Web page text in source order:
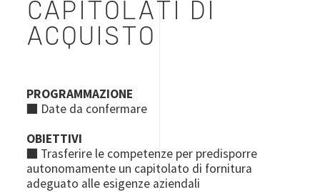
CAPITOLATI DI
ACQUISTO
PROGRAMMAZIONE
■ Date da confermare
OBIETTIVI
■ Trasferire le competenze per predisporre
autonomamente un capitolato di fornitura
adeguato alle esigenze aziendali